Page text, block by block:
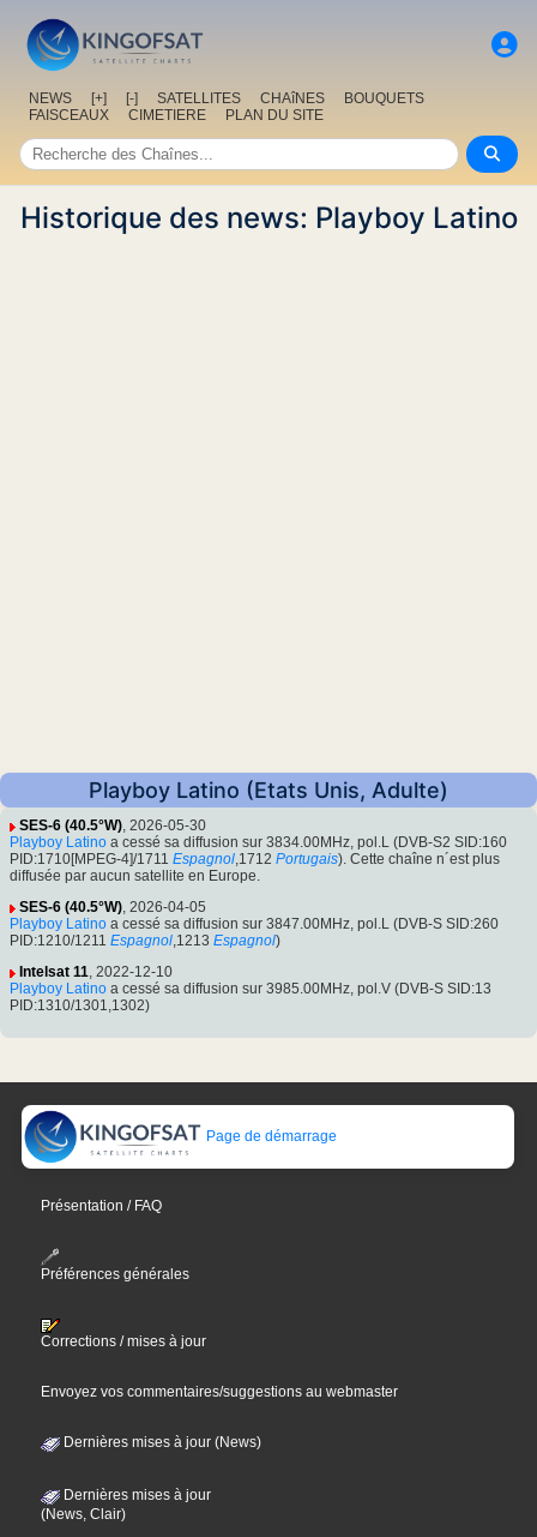
NEWS [+] [-] SATELLITES CHAîNES
BOUQUETS
FAISCEAUX
CIMETIERE PLAN DU SITE
Historique des news: Playboy Latino
Playboy Latino (Etats Unis, Adulte)
SES-6 (40.5°W), 2026-05-30
Playboy Latino a cessé sa diffusion sur 3834.00MHz, pol.L (DVB-S2 SID:160
PID:1710[MPEG-4]/1711 Espagnol,1712 Portugais). Cette chaîne n´est plus
diffusée par aucun satellite en Europe.
SES-6 (40.5°W), 2026-04-05
Playboy Latino a cessé sa diffusion sur 3847.00MHz, pol.L (DVB-S SID:260
PID:1210/1211 Espagnol,1213 Espagnol)
Intelsat 11, 2022-12-10
Playboy Latino a cessé sa diffusion sur 3985.00MHz, pol.V (DVB-S SID:13
PID:1310/1301,1302)
Page de démarrage
Présentation / FAQ
Préférences générales
Corrections / mises à jour
Envoyez vos commentaires/suggestions au webmaster
Dernières mises à jour (News)
Dernières mises à jour
(News, Clair)